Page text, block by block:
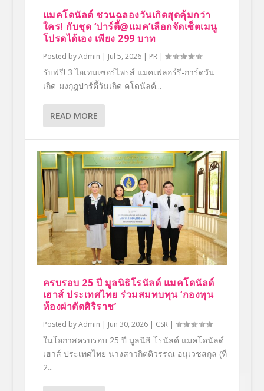
แมคโดนัลด์ ชวนฉลองวันเกิดสุดคุ้มกว่า
ใคร! กับชุด ‘ปาร์ตี้@แมค’เลือกจัดเซ็ตเมนู
โปรดได้เอง เพียง 299 บาท
Posted byAdmin | Jul 5, 2026| PR|
รับฟรี! 3 ไอเทมเซอร์ไพรส์ แมคเฟลอร์รี-การ์ดวัน
เกิด-มงกุฎปาร์ตี้วันเกิด คโดนัลด์...
READ MORE
ครบรอบ 25 ปี มูลนิธิโรนัลด์ แมคโดนัลด์
เฮาส์ ประเทศไทย ร่วมสมทบทุน ‘กองทุน
ห้องผ่าตัดศิริราช’
Posted byAdmin | Jun 30, 2026| CSR|
ในโอกาสครบรอบ 25 ปี มูลนิธิ โรนัลด์ แมคโดนัลด์
เฮาส์ ประเทศไทย นางสาวกิตติวรรณ อนุเวชสกุล (ที่
2...